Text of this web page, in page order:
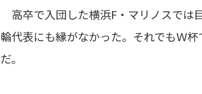
高卒で入団した横浜F・マリノスでは
輪代表にも縁がなかった。それでもＷ
だ。